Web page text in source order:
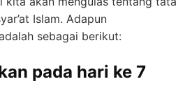
Islam. Adapun
sebagai berikut:
pada hari ke 7